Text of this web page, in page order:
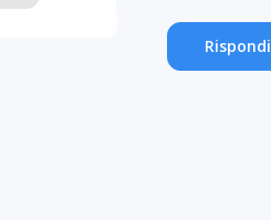
Rispondi